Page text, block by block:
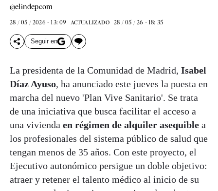
@elindepcom
28 / 05 / 2026 - 13: 09 ACTUALIZADO 28 / 05 / 26 - 18: 35
Seguir en
La presidenta de la Comunidad de Madrid, Isabel
Díaz Ayuso, ha anunciado este jueves la puesta en
marcha del nuevo 'Plan Vive Sanitario'. Se trata
de una iniciativa que busca facilitar el acceso a
una vivienda en régimen de alquiler asequible a
los profesionales del sistema público de salud que
tengan menos de 35 años. Con este proyecto, el
Ejecutivo autonómico persigue un doble objetivo:
atraer y retener el talento médico al inicio de su